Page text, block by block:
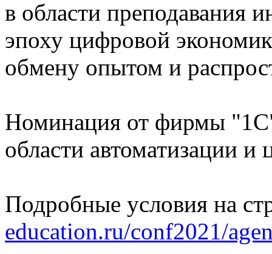
в области преподавания
эпоху цифровой
обмену опытом и
Номинация от фирмы
области автоматизации
Подробные условия на
education.ru/conf2021/